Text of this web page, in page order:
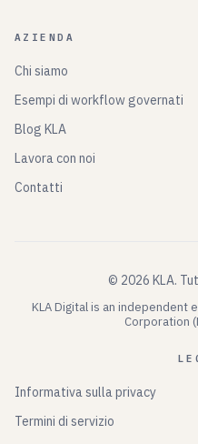
AZIENDA
Chi siamo
Esempi di workflow governati
Blog KLA
Lavora con noi
Contatti
© 2026 KLA.
KLA Digital is an independent
Corporation
Informativa sulla privacy
Termini di servizio